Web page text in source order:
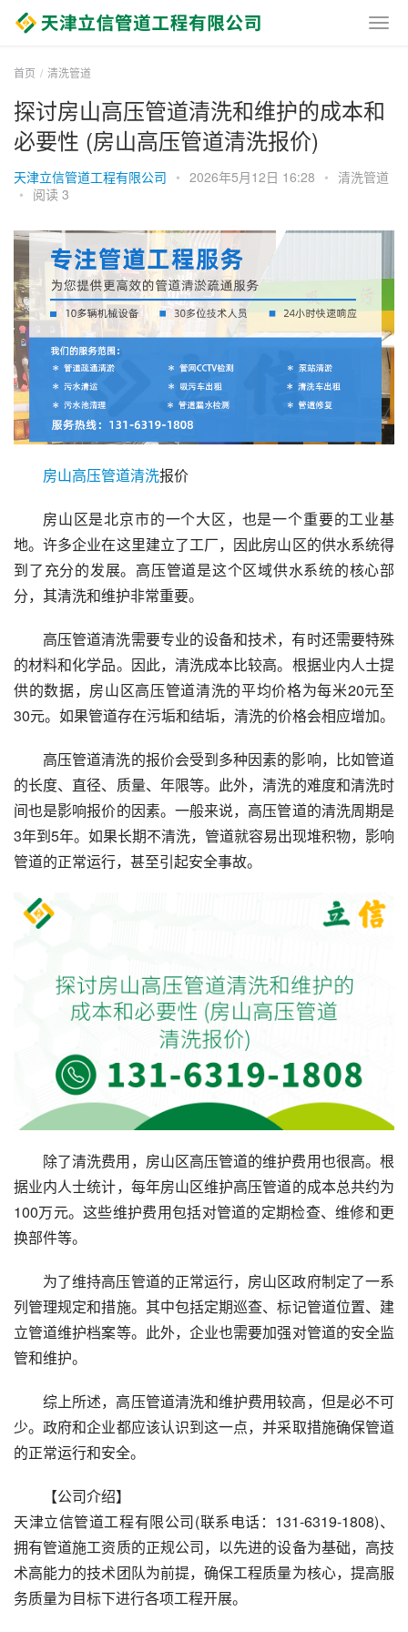
首页 清洗管道
探讨房山高压管道清洗和维护的成本和
必要性 (房山高压管道清洗报价)
天津立信管道工程有限公司 • 2026年5月12日 16:28 • 清洗管道
• 阅读 3
房山高压管道清洗报价
房山区是北京市的一个大区，也是一个重要的工业基
地。许多企业在这里建立了工厂，因此房山区的供水系统得
到了充分的发展。高压管道是这个区域供水系统的核心部
分，其清洗和维护非常重要。
高压管道清洗需要专业的设备和技术，有时还需要特殊
的材料和化学品。因此，清洗成本比较高。根据业内人士提
供的数据，房山区高压管道清洗的平均价格为每米20元至
30元。如果管道存在污垢和结垢，清洗的价格会相应增加。
高压管道清洗的报价会受到多种因素的影响，比如管道
的长度、直径、质量、年限等。此外，清洗的难度和清洗时
间也是影响报价的因素。一般来说，高压管道的清洗周期是
3年到5年。如果长期不清洗，管道就容易出现堆积物，影响
管道的正常运行，甚至引起安全事故。
除了清洗费用，房山区高压管道的维护费用也很高。根
据业内人士统计，每年房山区维护高压管道的成本总共约为
100万元。这些维护费用包括对管道的定期检查、维修和更
换部件等。
为了维持高压管道的正常运行，房山区政府制定了一系
列管理规定和措施。其中包括定期巡查、标记管道位置、建
立管道维护档案等。此外，企业也需要加强对管道的安全监
管和维护。
综上所述，高压管道清洗和维护费用较高，但是必不可
少。政府和企业都应该认识到这一点，并采取措施确保管道
的正常运行和安全。
【公司介绍】
天津立信管道工程有限公司(联系电话：131-6319-1808)、
拥有管道施工资质的正规公司，以先进的设备为基础，高技
术高能力的技术团队为前提，确保工程质量为核心，提高服
务质量为目标下进行各项工程开展。